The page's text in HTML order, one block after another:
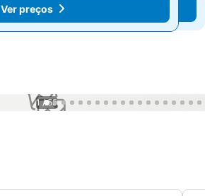
Ver preços
Ver preços
1 / 55